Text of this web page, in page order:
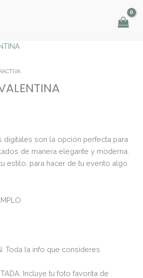
digitales son la opción perfecta para
de manera elegante y moderna.
estilo, para hacer de tu evento algo
Toda la info que consideres
Incluye tu foto favorita de